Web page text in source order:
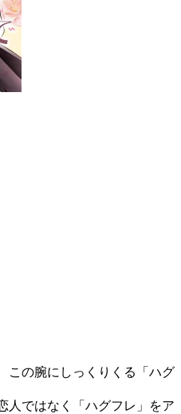
この腕にしっくりくる「ハグ
人ではなく「ハグフレ」をア